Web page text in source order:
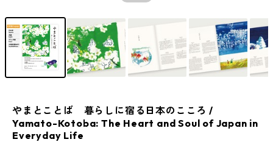
やまとことば 暮らしに宿る日本のこころ /
Yamato-Kotoba: The Heart and Soul of Japan in
Everyday Life